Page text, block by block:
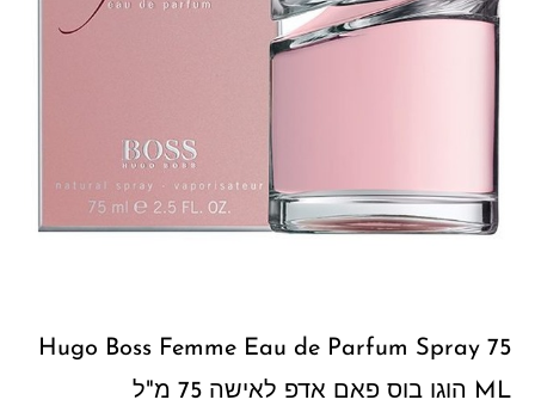
Hugo Boss Femme Eau de Parfum Spray 75
ML הוגו בוס פאם אדפ לאישה 75 מ"ל